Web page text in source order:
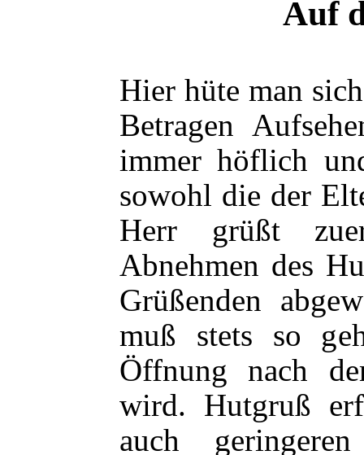
Auf
Hier hüte man
Betragen
immer höflich
sowohl die der
Herr grüßt
Abnehmen des
Grüßenden
muß stets so
Öffnung nach
wird. Hutgruß
auch